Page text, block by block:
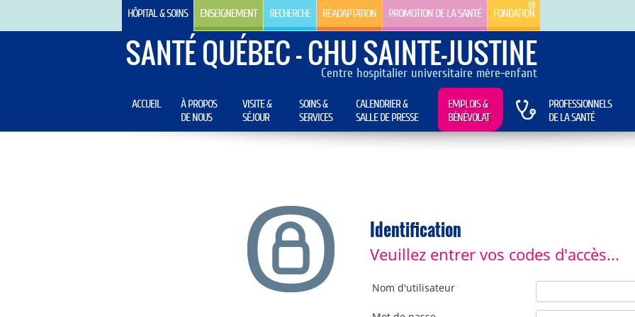
HÔPITAL & SOINS ENSEIGNEMENT RECHERCHE RÉADAPTATION PROMOTION DE LA SANTÉ FONDATION
SANTÉ QUÉBEC - CHU SAINTE-JUSTINE
Centre hospitalier universitaire mère-enfant
ACCUEIL
À PROPOS
DE NOUS
VISITE &
SÉJOUR
SOINS &
SERVICES
CALENDRIER &
SALLE DE PRESSE
EMPLOIS &
BÉNÉVOLAT
PROFESSIONNELS
DE LA SANTÉ
Identification
Veuillez entrer vos codes d'accès...